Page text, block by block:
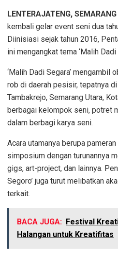
LENTERAJATENG, SEMARANG
kembali gelar event seni dua
Diinisiasi sejak tahun 2016,
ini mengangkat tema ‘Malih Dadi
‘Malih Dadi Segara’ mengambil
rob di daerah pesisir, tepatnya
Tambakrejo, Semarang Utara,
berbagai kelompok seni, potret
dalam berbagi karya seni.
Acara utamanya berupa
simposium dengan turunannya
gigs, art-project, dan lainnya.
Segoro’ juga turut melibatkan
terkait.
BACA JUGA: Festival
Halangan untuk Kreatifitas